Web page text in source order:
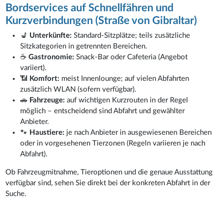
Bordservices auf Schnellfähren und
Kurzverbindungen (Straße von Gibraltar)
💺 Unterkünfte: Standard-Sitzplätze; teils zusätzliche
Sitzkategorien in getrennten Bereichen.
☕Gastronomie: Snack-Bar oder Cafeteria (Angebot
variiert).
📶
Komfort: meist Innenlounge; auf vielen Abfahrten
zusätzlich WLAN (sofern verfügbar).
🚗 Fahrzeuge: auf wichtigen Kurzrouten in der Regel
möglich – entscheidend sind Abfahrt und gewählter
Anbieter.
🐾 Haustiere: je nach Anbieter in ausgewiesenen Bereichen
oder in vorgesehenen Tierzonen (Regeln variieren je nach
Abfahrt).
Ob Fahrzeugmitnahme, Tieroptionen und die genaue Ausstattung
verfügbar sind, sehen Sie direkt bei der konkreten Abfahrt in der
Suche.